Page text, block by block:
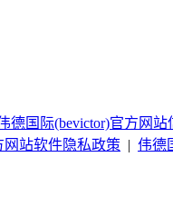
德国际(bevictor)官方网站
网站软件隐私政策
伟德